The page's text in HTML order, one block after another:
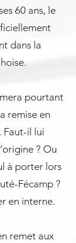
60 ans, le
dans la
pourtant
remise en
. Faut-il lui
? Ou
à porter lors
Fécamp ?
en interne.
remet aux